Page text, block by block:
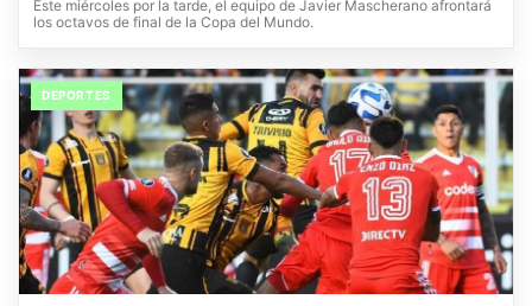
Este miércoles por la tarde, el equipo de Javier Mascherano afrontará
los octavos de final de la Copa del Mundo.
DEPORTES